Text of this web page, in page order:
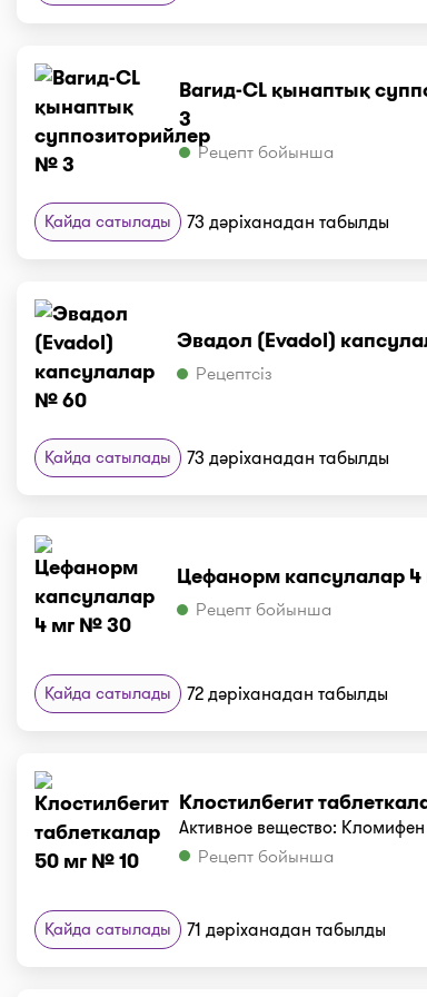
Вагид-CL қынаптық
3
Рецепт бойынша
Қайда сатылады 73 дәріханадан табылды
Эвадол (Evadol)
Рецептсіз
Қайда сатылады 73 дәріханадан табылды
Цефанорм капсулалар
Рецепт бойынша
Қайда сатылады 72 дәріханадан табылды
Клостилбегит
Активное вещество: Кломифен
Рецепт бойынша
Қайда сатылады 71 дәріханадан табылды